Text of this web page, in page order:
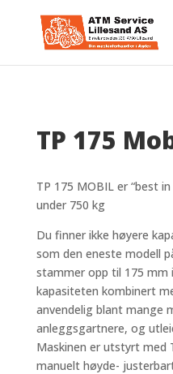
TP 175
TP 175 MOBIL er “best
under 750 kg
Du finner ikke høyere
som den eneste modell
stammer opp til 175 mm
kapasiteten kombinert
anvendelig blant mange
anleggsgartnere, og
Maskinen er utstyrt med
manuelt høyde-